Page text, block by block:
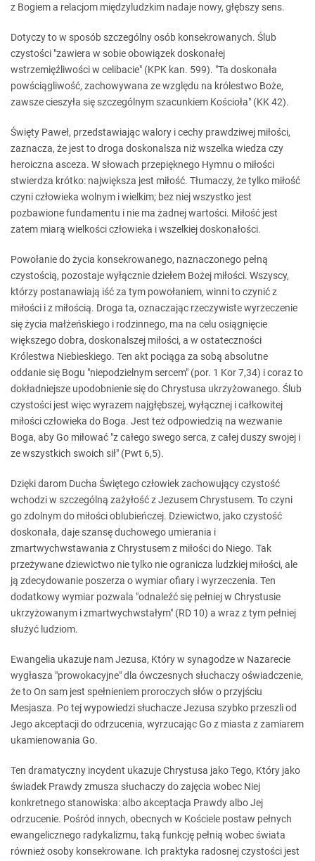
z Bogiem a relacjom międzyludzkim nadaje nowy, głębszy sens.
Dotyczy to w sposób szczególny osób konsekrowanych. Ślub
czystości "zawiera w sobie obowiązek doskonałej
wstrzemięźliwości w celibacie" (KPK kan. 599). "Ta doskonała
powściągliwość, zachowywana ze względu na królestwo Boże,
zawsze cieszyła się szczególnym szacunkiem Kościoła" (KK 42).
Święty Paweł, przedstawiając walory i cechy prawdziwej miłości,
zaznacza, że jest to droga doskonalsza niż wszelka wiedza czy
heroiczna asceza. W słowach przepięknego Hymnu o miłości
stwierdza krótko: największa jest miłość. Tłumaczy, że tylko miłość
czyni człowieka wolnym i wielkim; bez niej wszystko jest
pozbawione fundamentu i nie ma żadnej wartości. Miłość jest
zatem miarą wielkości człowieka i wszelkiej doskonałości.
Powołanie do życia konsekrowanego, naznaczonego pełną
czystością, pozostaje wyłącznie dziełem Bożej miłości. Wszyscy,
którzy postanawiają iść za tym powołaniem, winni to czynić z
miłości i z miłością. Droga ta, oznaczając rzeczywiste wyrzeczenie
się życia małżeńskiego i rodzinnego, ma na celu osiągnięcie
większego dobra, doskonalszej miłości, a w ostateczności
Królestwa Niebieskiego. Ten akt pociąga za sobą absolutne
oddanie się Bogu "niepodzielnym sercem" (por. 1 Kor 7,34) i coraz to
dokładniejsze upodobnienie się do Chrystusa ukrzyżowanego. Ślub
czystości jest więc wyrazem najgłębszej, wyłącznej i całkowitej
miłości człowieka do Boga. Jest też odpowiedzią na wezwanie
Boga, aby Go miłować "z całego swego serca, z całej duszy swojej i
ze wszystkich swoich sił" (Pwt 6,5).
Dzięki darom Ducha Świętego człowiek zachowujący czystość
wchodzi w szczególną zażyłość z Jezusem Chrystusem. To czyni
go zdolnym do miłości oblubieńczej. Dziewictwo, jako czystość
doskonała, daje szansę duchowego umierania i
zmartwychwstawania z Chrystusem z miłości do Niego. Tak
przeżywane dziewictwo nie tylko nie ogranicza ludzkiej miłości, ale
ją zdecydowanie poszerza o wymiar ofiary i wyrzeczenia. Ten
dodatkowy wymiar pozwala "odnaleźć się pełniej w Chrystusie
ukrzyżowanym i zmartwychwstałym" (RD 10) a wraz z tym pełniej
służyć ludziom.
Ewangelia ukazuje nam Jezusa, Który w synagodze w Nazarecie
wygłasza "prowokacyjne" dla ówczesnych słuchaczy oświadczenie,
że to On sam jest spełnieniem proroczych słów o przyjściu
Mesjasza. Po tej wypowiedzi słuchacze Jezusa szybko przeszli od
Jego akceptacji do odrzucenia, wyrzucając Go z miasta z zamiarem
ukamienowania Go.
Ten dramatyczny incydent ukazuje Chrystusa jako Tego, Który jako
świadek Prawdy zmusza słuchaczy do zajęcia wobec Niej
konkretnego stanowiska: albo akceptacja Prawdy albo Jej
odrzucenie. Pośród innych, obecnych w Kościele postaw pełnych
ewangelicznego radykalizmu, taką funkcję pełnią wobec świata
również osoby konsekrowane. Ich praktyka radosnej czystości jest